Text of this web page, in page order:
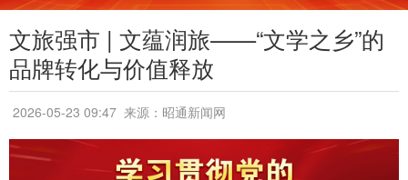
文旅强市 | 文蕴润旅——“文学之乡”的
品牌转化与价值释放
2026-05-23 09:47 来源：昭通新闻网